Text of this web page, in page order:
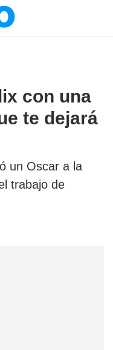
con una
te dejará
un Oscar a la
trabajo de